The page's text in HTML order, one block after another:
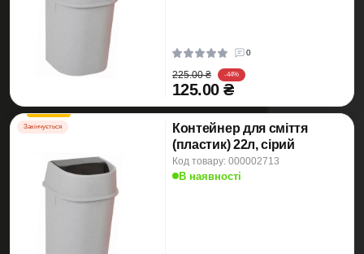
0
225.00 ₴ -44%
125.00 ₴
Закінчується
Контейнер для сміття
(пластик) 22л, сірий
Код товару: 000002713
В наявності